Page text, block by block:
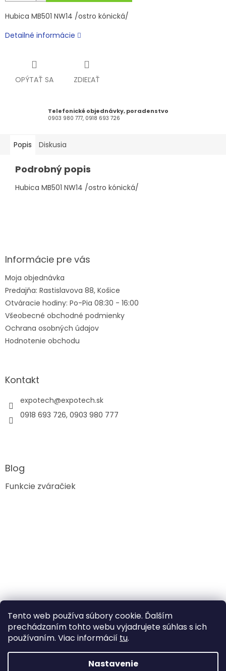
Tento web používa súbory cookie. Ďalším
prechádzaním tohto webu vyjadrujete súhlas s ich
používaním. Viac informácií tu.
Nastavenie
Hubica MB501 NW14 /ostro kónická/
Detailné informácie
OPÝTAŤ SA ZDIEĽAŤ
Telefonické objednávky, poradenstvo
0903 980 777, 0918 693 726
Popis Diskusia
Podrobný popis
Hubica MB501 NW14 /ostro kónická/
ä
e
Informácie pre vás
Moja objednávka
Predajňa: Rastislavova 88, Košice
Otváracie hodiny: Po-Pia 08:30 - 16:00
Všeobecné obchodné podmienky
Ochrana osobných údajov
Hodnotenie obchodu
Kontakt
expotech@expotech.sk
0918 693 726, 0903 980 777
Blog
Funkcie zváračiek
Vytvoril Shoptet